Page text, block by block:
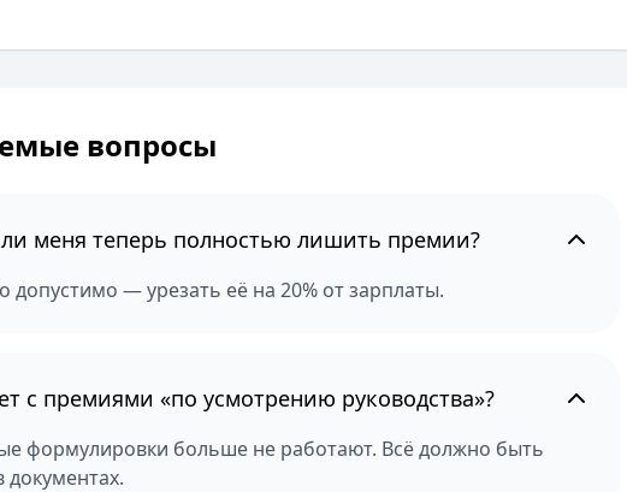
вопросы
меня теперь полностью лишить премии?
допустимо — урезать её на 20% от зарплаты.
с премиями «по усмотрению руководства»?
формулировки больше не работают. Всё должно быть
документах.